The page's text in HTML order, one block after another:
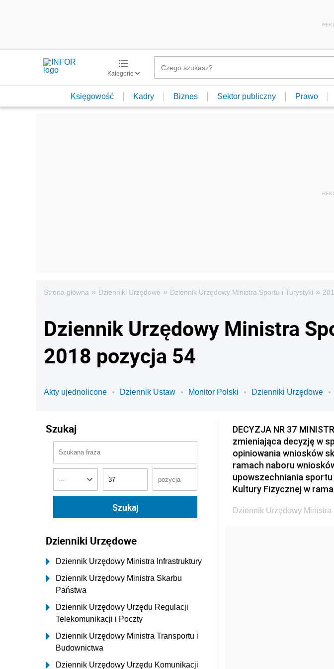
Kategorie
Księgowość Kadry Biznes Sektor publiczny Prawo
Strona główna » Dzienniki Urzędowe » Dziennik Urzędowy Ministra Sportu i Turystyki »
Dziennik Urzędowy Ministra
2018 pozycja 54
Akty ujednolicone Dziennik Ustaw Monitor Polski Dzienniki Urzędowe
Szukaj
Dzienniki Urzędowe
Dziennik Urzędowy Ministra Infrastruktury
Dziennik Urzędowy Ministra Skarbu
Państwa
Dziennik Urzędowy Urzędu Regulacji
Telekomunikacji i Poczty
Dziennik Urzędowy Ministra Transportu i
Budownictwa
Dziennik Urzędowy Urzędu Komunikacji
DECYZJA NR 37
zmieniająca decyzję w
opiniowania wniosków
ramach naboru
upowszechniania
Kultury Fizycznej w
Dziennik Urzędowy